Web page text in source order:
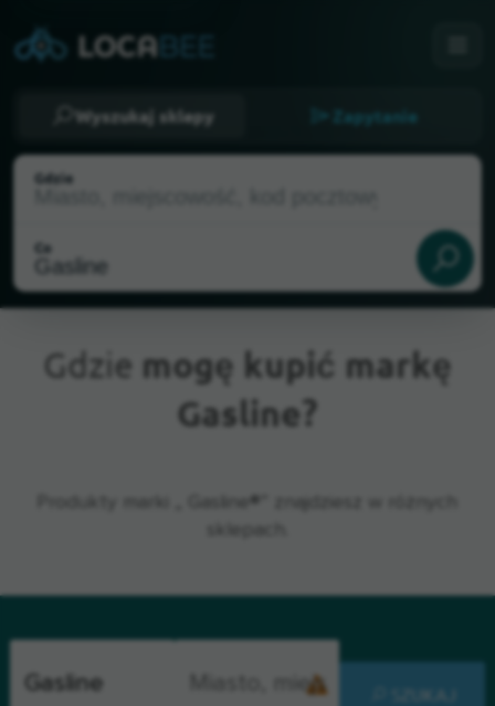
Wyszukaj sklepy Zapytanie
Gdzie
Co
Aktualna lokalizacja
Gdzie mogę kupić markę
Gasline?
Produkty marki „ Gasline®” znajdziesz w różnych
SZUKAJ